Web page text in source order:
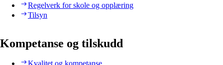
Regelverk for skole og opplæring
Tilsyn
Kompetanse og tilskudd